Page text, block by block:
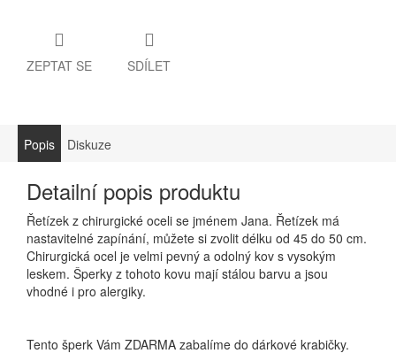
ZEPTAT SE SDÍLET
Popis Diskuze
Detailní popis produktu
Řetízek z chirurgické oceli se jménem Jana. Řetízek má
nastavitelné zapínání, můžete si zvolit délku od 45 do 50 cm.
Chirurgická ocel je velmi pevný a odolný kov s vysokým
leskem. Šperky z tohoto kovu mají stálou barvu a jsou
vhodné i pro alergiky.
Tento šperk Vám ZDARMA zabalíme do dárkové krabičky.